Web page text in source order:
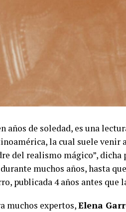
años de soledad, es una
la cual suele venir
del realismo mágico”,
muchos años, hasta
publicada 4 años antes que
muchos expertos,Elena